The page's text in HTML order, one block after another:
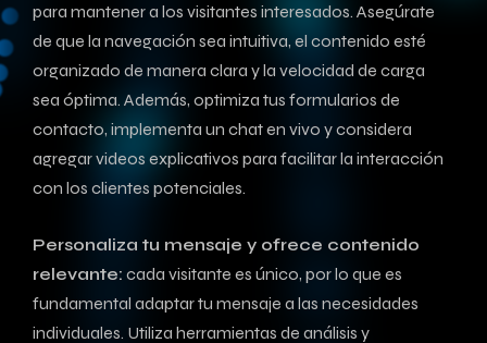
para mantener a⁣ los visitantes interesados. Asegúrate
de que la ⁢navegación sea intuitiva, el contenido esté
organizado de manera​ clara y la velocidad de⁢ carga
sea óptima.⁤ Además, optimiza tus formularios de‍
contacto, implementa un chat en vivo y considera
agregar‍ videos explicativos para facilitar la⁤ interacción
con los clientes ‍potenciales.
Personaliza tu ‌mensaje y ofrece contenido
relevante: cada ​visitante es único, por lo⁤ que es
fundamental adaptar tu mensaje a las necesidades⁣
individuales. Utiliza herramientas de análisis y